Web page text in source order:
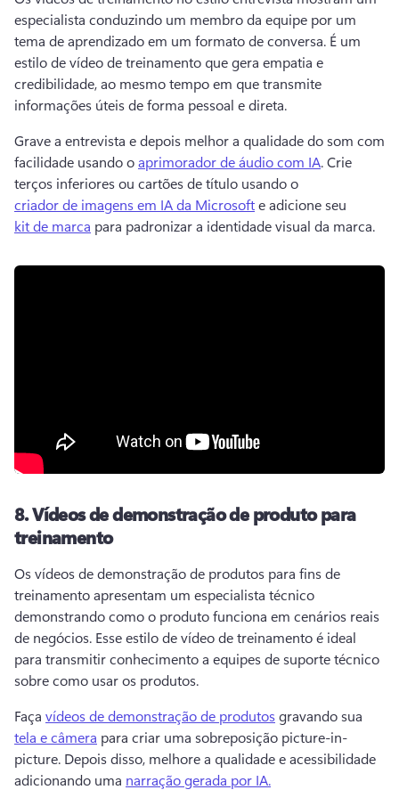
especialista conduzindo um membro da equipe por um
tema de aprendizado em um formato de conversa. É um
estilo de vídeo de treinamento que gera empatia e
credibilidade, ao mesmo tempo em que transmite
informações úteis de forma pessoal e direta.
Grave a entrevista e depois melhor a qualidade do som com
facilidade usando o aprimorador de áudio com IA. Crie
terços inferiores ou cartões de título usando o
criador de imagens em IA da Microsoft e adicione seu
kit de marca para padronizar a identidade visual da marca.
8.Vídeos de demonstração de produto para
treinamento
Os vídeos de demonstração de produtos para fins de
treinamento apresentam um especialista técnico
demonstrando como o produto funciona em cenários reais
de negócios. Esse estilo de vídeo de treinamento é ideal
para transmitir conhecimento a equipes de suporte técnico
sobre como usar os produtos.
Faça vídeos de demonstração de produtos gravando sua
tela e câmera para criar uma sobreposição picture-in-
picture. Depois disso, melhore a qualidade e acessibilidade
adicionando uma narração gerada por IA.